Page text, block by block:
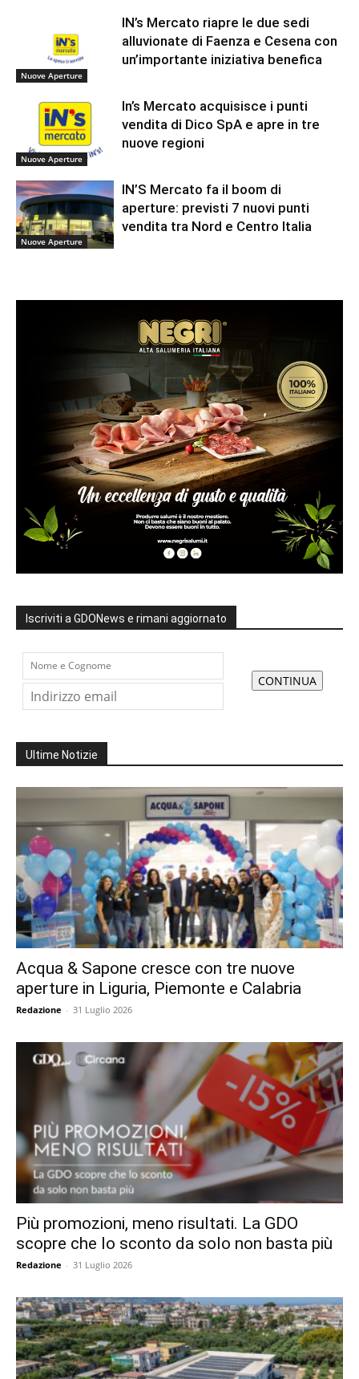
Nuove Aperture
IN’s Mercato riapre le due sedi
alluvionate di Faenza e Cesena con
un’importante iniziativa benefica
Nuove Aperture
In’s Mercato acquisisce i punti
vendita di Dico SpA e apre in tre
nuove regioni
Nuove Aperture
IN’S Mercato fa il boom di
aperture: previsti 7 nuovi punti
vendita tra Nord e Centro Italia
Iscriviti a GDONews e rimani aggiornato
Ultime Notizie
Acqua & Sapone cresce con tre nuove
aperture in Liguria, Piemonte e Calabria
Redazione - 31 Luglio 2026
Più promozioni, meno risultati. La GDO
scopre che lo sconto da solo non basta più
Redazione - 31 Luglio 2026